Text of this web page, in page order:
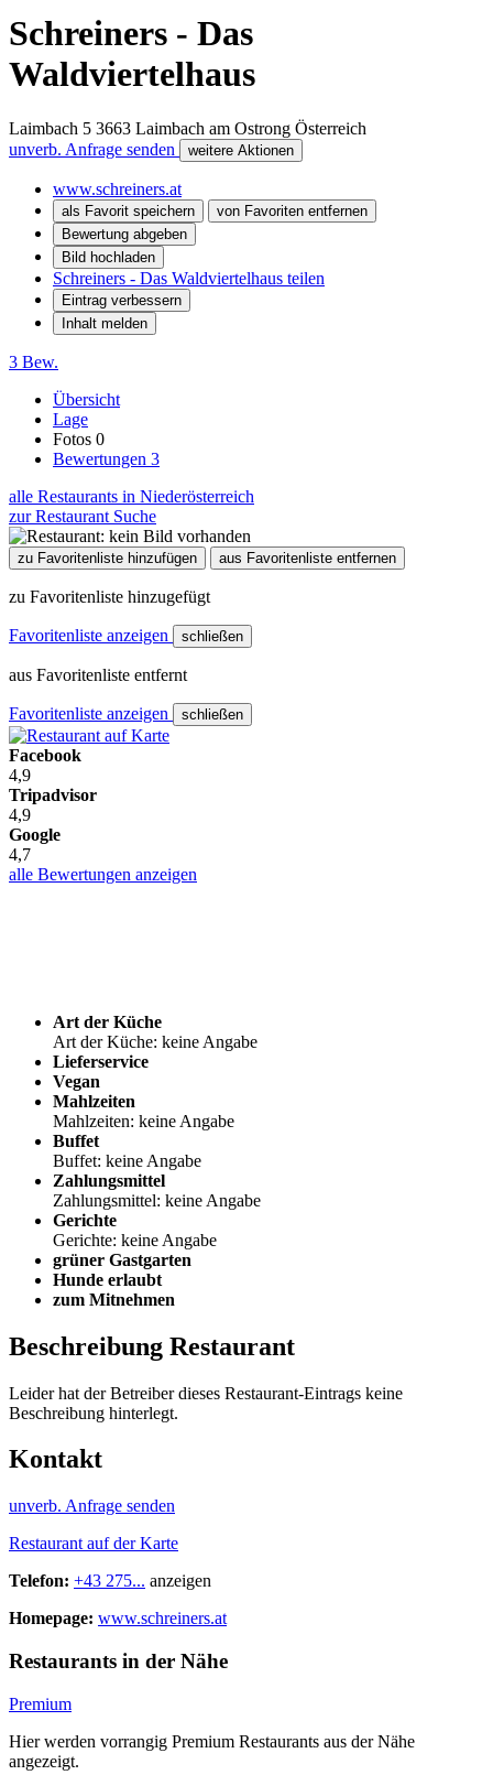
Schreiners - Das
Waldviertelhaus
Laimbach 5 3663 Laimbach am Ostrong Österreich
unverb. Anfrage senden
weitere Aktionen
www.schreiners.at
als Favorit speichern
von Favoriten entfernen
Bewertung abgeben
Bild hochladen
Schreiners - Das Waldviertelhaus teilen
Eintrag verbessern
Inhalt melden
3 Bew.
Übersicht
Lage
Fotos 0
Bewertungen 3
alle Restaurants in Niederösterreich
zur Restaurant Suche
zu Favoritenliste hinzufügen aus Favoritenliste entfernen
zu Favoritenliste hinzugefügt
Favoritenliste anzeigen schließen
aus Favoritenliste entfernt
Favoritenliste anzeigen schließen
Facebook
4,9
Tripadvisor
4,9
Google
4,7
alle Bewertungen anzeigen
Art der Küche
Art der Küche: keine Angabe
Lieferservice
Vegan
Mahlzeiten
Mahlzeiten: keine Angabe
Buffet
Buffet: keine Angabe
Zahlungsmittel
Zahlungsmittel: keine Angabe
Gerichte
Gerichte: keine Angabe
grüner Gastgarten
Hunde erlaubt
zum Mitnehmen
Beschreibung Restaurant
Leider hat der Betreiber dieses Restaurant-Eintrags keine
Beschreibung hinterlegt.
Kontakt
unverb. Anfrage senden
Restaurant auf der Karte
Telefon: +43 275... anzeigen
Homepage: www.schreiners.at
Restaurants in der Nähe
Premium
Hier werden vorrangig Premium Restaurants aus der Nähe
angezeigt.